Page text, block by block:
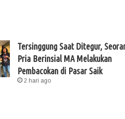
Tersinggung Saat Ditegur,
Pria Berinsial MA Melakukan
Pembacokan di Pasar Saik
2 hari ago